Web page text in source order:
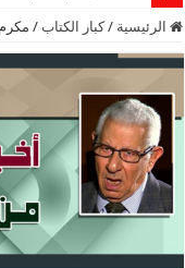
الرئيسية / كبار الكتاب /